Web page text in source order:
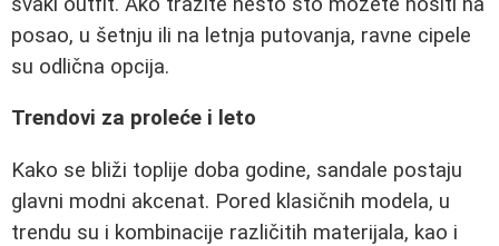
posao, u šetnju ili na letnja putovanja, ravne cipele
su odlična opcija.
Trendovi za proleće i leto
Kako se bliži toplije doba godine, sandale postaju
glavni modni akcenat. Pored klasičnih modela, u
trendu su i kombinacije različitih materijala, kao i